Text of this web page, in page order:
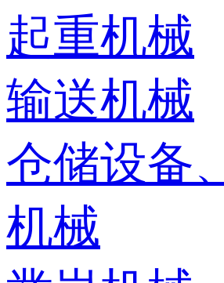
起重机械
输送机械
仓储设备
机械